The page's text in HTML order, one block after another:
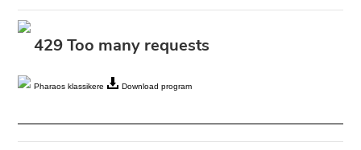
Pharaos klassikere Download program